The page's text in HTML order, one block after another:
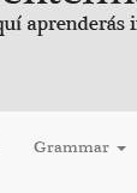
Grammar